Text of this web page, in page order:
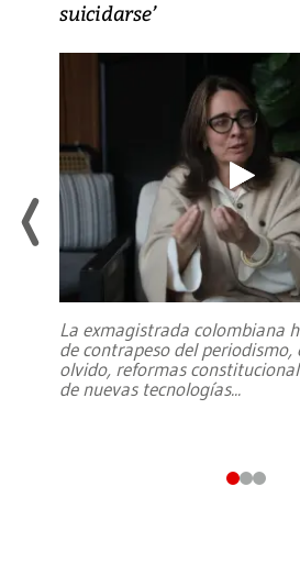
suicidarse’
La exmagistrada colombiana
de contrapeso del periodismo,
olvido, reformas
de nuevas tecnologías...